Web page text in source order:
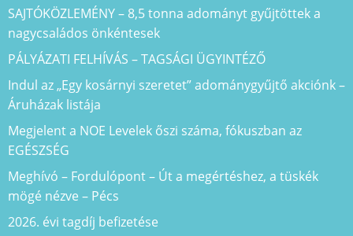
SAJTÓKÖZLEMÉNY – 8,5 tonna adományt gyűjtöttek a
nagycsaládos önkéntesek
PÁLYÁZATI FELHÍVÁS – TAGSÁGI ÜGYINTÉZŐ
Indul az „Egy kosárnyi szeretet” adománygyűjtő akciónk –
Áruházak listája
Megjelent a NOE Levelek őszi száma, fókuszban az
EGÉSZSÉG
Meghívó – Fordulópont – Út a megértéshez, a tüskék
mögé nézve – Pécs
2026. évi tagdíj befizetése